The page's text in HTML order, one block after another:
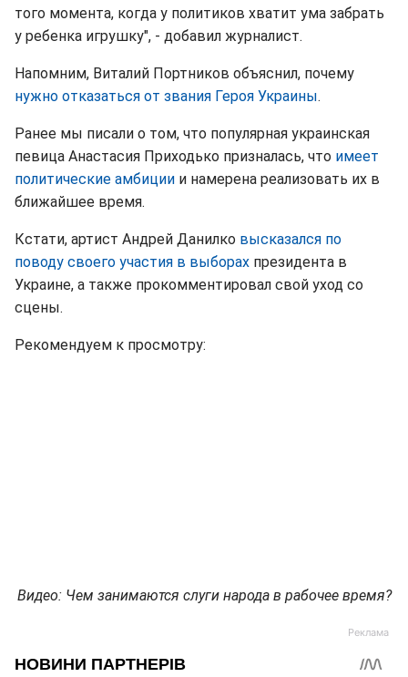
того момента, когда у политиков хватит ума забрать
у ребенка игрушку", - добавил журналист.
Напомним, Виталий Портников объяснил, почему
нужно отказаться от звания Героя Украины.
Ранее мы писали о том, что популярная украинская
певица Анастасия Приходько призналась, что имеет
политические амбиции и намерена реализовать их в
ближайшее время.
Кстати, артист Андрей Данилко высказался по
поводу своего участия в выборах президента в
Украине, а также прокомментировал свой уход со
сцены.
Рекомендуем к просмотру:
Видео: Чем занимаются слуги народа в рабочее время?